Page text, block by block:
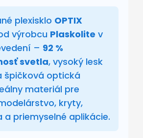
plexisklo OPTIX
výrobcu Plaskolite v
– 92 %
svetla, vysoký lesk
špičková optická
materiál pre
kryty,
a priemyselné aplikácie.